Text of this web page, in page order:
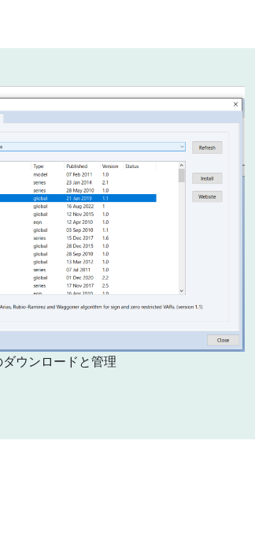
ウンロードと管理